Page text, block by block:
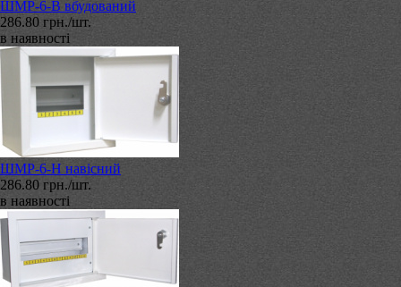
ШМР-6-В вбудований
286.80 грн./шт.
в наявності
ШМР-6-Н навісний
286.80 грн./шт.
в наявності